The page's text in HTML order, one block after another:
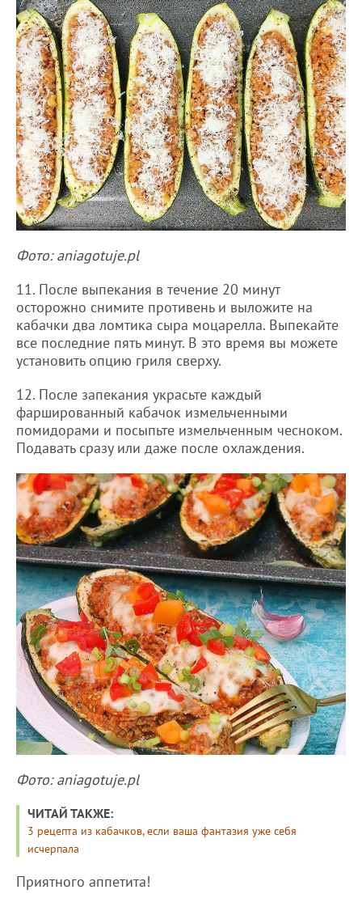
Фото: aniagotuje.pl
11. После выпекания в течение 20 минут
осторожно снимите противень и выложите на
кабачки два ломтика сыра моцарелла. Выпекайте
все последние пять минут. В это время вы можете
установить опцию гриля сверху.
12. После запекания украсьте каждый
фаршированный кабачок измельченными
помидорами и посыпьте измельченным чесноком.
Подавать сразу или даже после охлаждения.
Фото: aniagotuje.pl
ЧИТАЙ ТАКЖЕ:
3 рецепта из кабачков, если ваша фантазия уже себя
исчерпала
Приятного аппетита!